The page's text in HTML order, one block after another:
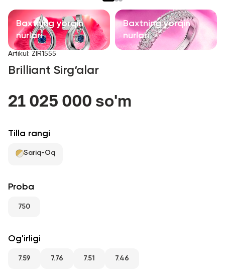
Aksessuarlar
Barcha
Biz haqimizda
Do'kon topish
Sevimli
+998 71 205 22 22
Baxtning yorqin
nurlari
Baxtning yorqin
nurlari
Artikul : ZIR1555
Brilliant Sirg‘alar
21 025 000 so'm
Tilla rangi
Sariq-Oq
Proba
750
Og'irligi
7.59 7.76 7.51 7.46